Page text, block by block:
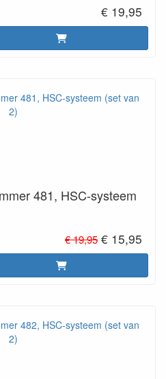
€ 19,95
481, HSC-systeem
€ 19,95 € 15,95